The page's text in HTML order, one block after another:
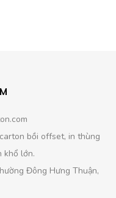
bồi offset, in thùng
khổ lớn.
Đông Hưng Thuận,